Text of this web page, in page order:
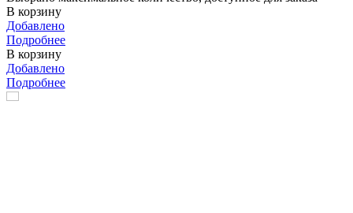
В корзину
Добавлено
Подробнее
В корзину
Добавлено
Подробнее